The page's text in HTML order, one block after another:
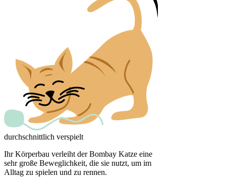
durchschnittlich verspielt
Ihr Körperbau verleiht der Bombay Katze eine
sehr große Beweglichkeit, die sie nutzt, um im
Alltag zu spielen und zu rennen.